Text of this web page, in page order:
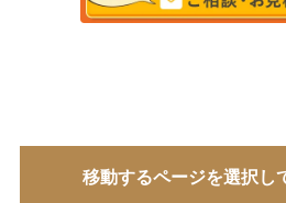
移動するページを選択